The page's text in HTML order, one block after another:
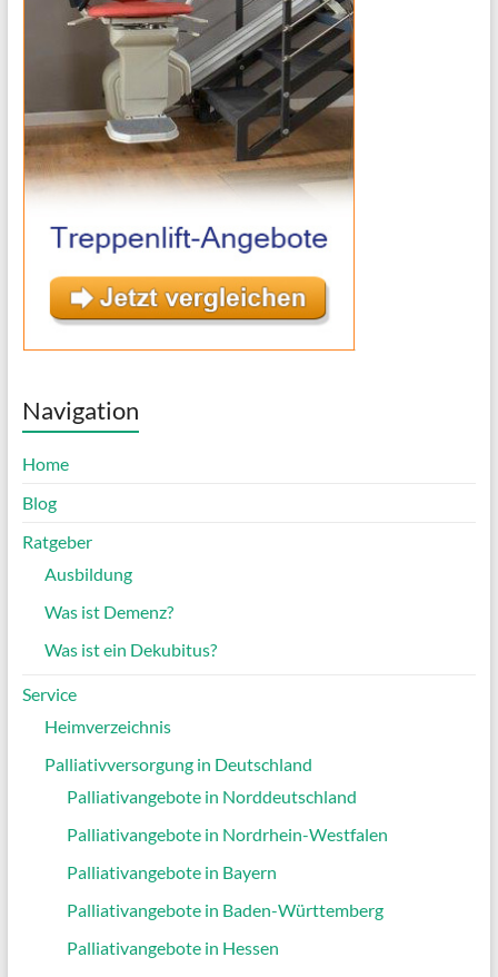
Navigation
Home
Blog
Ratgeber
Ausbildung
Was ist Demenz?
Was ist ein Dekubitus?
Service
Heimverzeichnis
Palliativversorgung in Deutschland
Palliativangebote in Norddeutschland
Palliativangebote in Nordrhein-Westfalen
Palliativangebote in Bayern
Palliativangebote in Baden-Württemberg
Palliativangebote in Hessen